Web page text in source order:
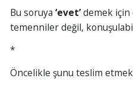
Bu soruya ‘evet’demek için
temenniler değil,
*
Öncelikle şunu teslim